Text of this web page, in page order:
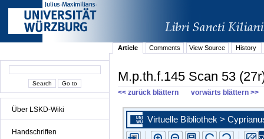
Über LSKD-Wiki
Handschriften
Article Comments View Source History
M.p.th.f.145 Scan 53
<< zurück blättern vorwärts blättern >>